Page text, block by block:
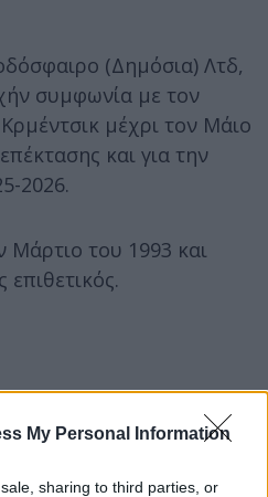
My Personal Information
sharing to third parties, or
(Δημόσια) Λτδ,
συμφωνία με τον
μέχρι τον Μάιο
και για την
2026.
του 1993 και
επιθετικός.